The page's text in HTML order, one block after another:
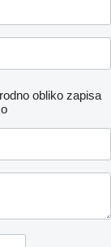
obliko zapisa